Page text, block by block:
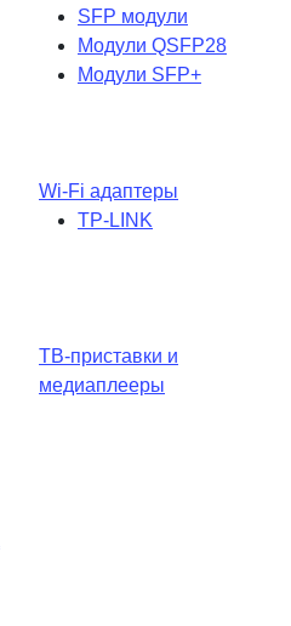
SFP модули
Модули QSFP28
Модули SFP+
Wi-Fi адаптеры
TP-LINK
ТВ-приставки и
медиаплееры